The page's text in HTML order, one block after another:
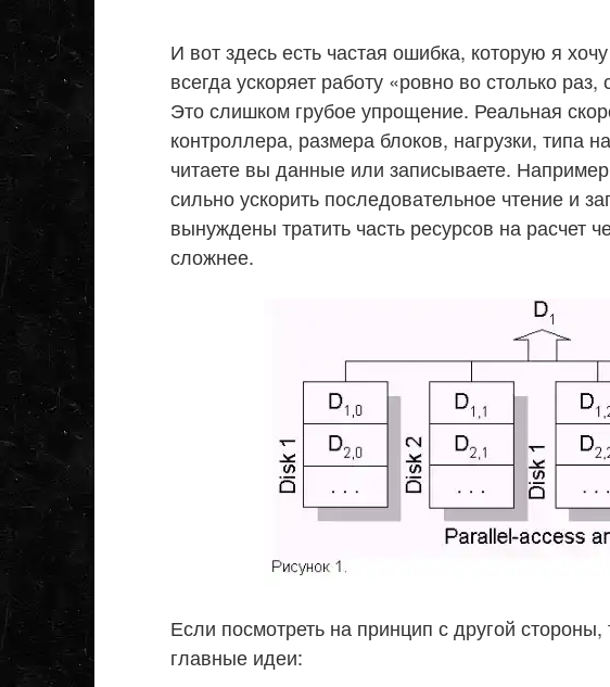
И вот здесь есть частая ошибка, которую я
всегда ускоряет работу «ровно во столько
Это слишком грубое упрощение. Реальная
контроллера, размера блоков, нагрузки, типа
читаете вы данные или записываете.
сильно ускорить последовательное чтение и
вынуждены тратить часть ресурсов на расчет
сложнее.
Если посмотреть на принцип с другой
главные идеи: